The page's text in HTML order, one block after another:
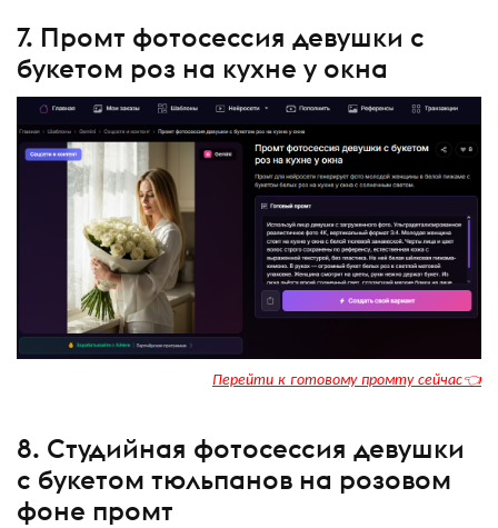
7. Промт фотосессия девушки с
букетом роз на кухне у окна
Перейти к готовому промту сейчас👈
8. Студийная фотосессия девушки
с букетом тюльпанов на розовом
фоне промт